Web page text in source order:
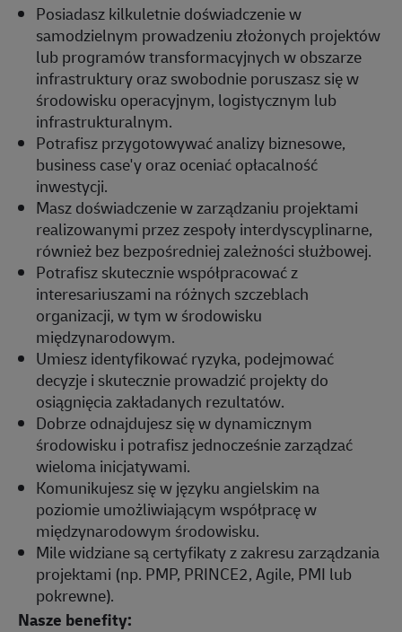
Posiadasz kilkuletnie doświadczenie w
samodzielnym prowadzeniu złożonych projektów
lub programów transformacyjnych w obszarze
infrastruktury oraz swobodnie poruszasz się w
środowisku operacyjnym, logistycznym lub
infrastrukturalnym.
Potrafisz przygotowywać analizy biznesowe,
business case'y oraz oceniać opłacalność
inwestycji.
Masz doświadczenie w zarządzaniu projektami
realizowanymi przez zespoły interdyscyplinarne,
również bez bezpośredniej zależności służbowej.
Potrafisz skutecznie współpracować z
interesariuszami na różnych szczeblach
organizacji, w tym w środowisku
międzynarodowym.
Umiesz identyfikować ryzyka, podejmować
decyzje i skutecznie prowadzić projekty do
osiągnięcia zakładanych rezultatów.
Dobrze odnajdujesz się w dynamicznym
środowisku i potrafisz jednocześnie zarządzać
wieloma inicjatywami.
Komunikujesz się w języku angielskim na
poziomie umożliwiającym współpracę w
międzynarodowym środowisku.
Mile widziane są certyfikaty z zakresu zarządzania
projektami (np. PMP, PRINCE2, Agile, PMI lub
pokrewne).
Nasze benefity: